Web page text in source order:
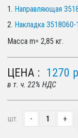
1. Направляющая
2. Накладка
Масса m= 2,85 кг.
ЦЕНА : 1270
в т. ч. 22% НДС
шт.